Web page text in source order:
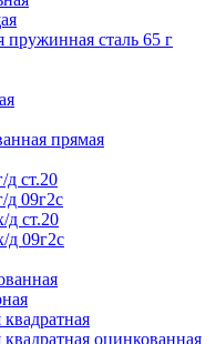
пружинная сталь 65 г
прямая
д ст.20
д 09г2с
д ст.20
д 09г2с
оцинкованная